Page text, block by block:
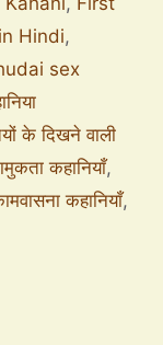
Hindi,
sex
के दिखने वाली
कहानियाँ,
कहानियाँ,